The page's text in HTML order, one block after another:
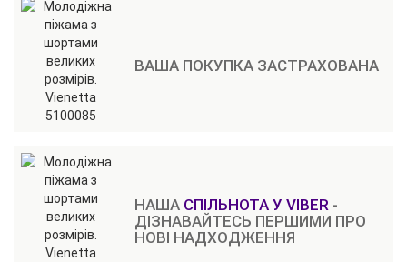
ВАША ПОКУПКА ЗАСТРАХОВАНА
НАША СПІЛЬНОТА У VIBER -
ДІЗНАВАЙТЕСЬ ПЕРШИМИ ПРО
НОВІ НАДХОДЖЕННЯ